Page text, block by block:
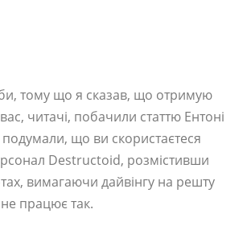
тому що я сказав, що отримую
читачі, побачили статтю Ентоні
подумали, що ви скористаєтеся
Destructoid, розмістивши
вимагаючи дайвінгу на решту
працює так.